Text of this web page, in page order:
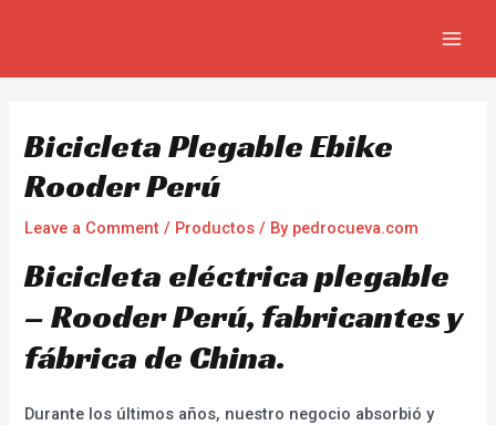
Bicicleta Plegable Ebike
Rooder Perú
Leave a Comment / Productos / By pedrocueva.com
Bicicleta eléctrica plegable
– Rooder Perú, fabricantes y
fábrica de China.
Durante los últimos años, nuestro negocio absorbió y